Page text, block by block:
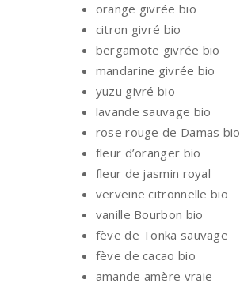
orange givrée bio
citron givré bio
bergamote givrée bio
mandarine givrée bio
yuzu givré bio
lavande sauvage bio
rose rouge de Damas bio
fleur d’oranger bio
fleur de jasmin royal
verveine citronnelle bio
vanille Bourbon bio
fève de Tonka sauvage
fève de cacao bio
amande amère vraie